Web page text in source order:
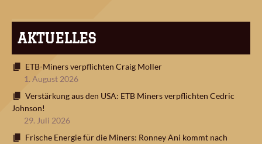
AKTUELLES
ETB-Miners verpflichten Craig Moller
1. August 2026
Verstärkung aus den USA: ETB Miners verpflichten Cedric
Johnson!
29. Juli 2026
Frische Energie für die Miners: Ronney Ani kommt nach